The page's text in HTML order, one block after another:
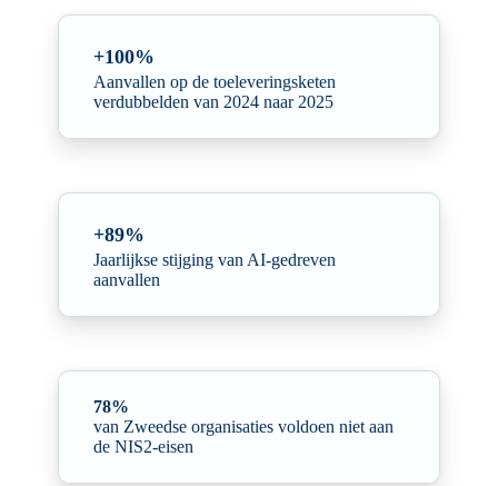
+100%
Aanvallen op de toeleveringsketen
verdubbelden van 2024 naar 2025
+89%
Jaarlijkse stijging van AI-gedreven
aanvallen
78%
van Zweedse organisaties voldoen niet aan
de NIS2-eisen